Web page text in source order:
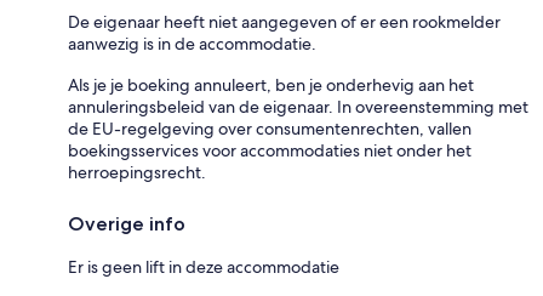
De eigenaar heeft niet aangegeven of er een rookmelder
aanwezig is in de accommodatie.
Als je je boeking annuleert, ben je onderhevig aan het
annuleringsbeleid van de eigenaar. In overeenstemming met
de EU-regelgeving over consumentenrechten, vallen
boekingsservices voor accommodaties niet onder het
herroepingsrecht.
Overige info
Er is geen lift in deze accommodatie